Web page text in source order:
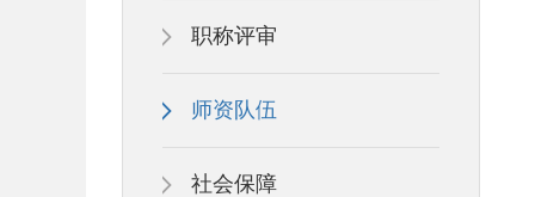
职称评审
师资队伍
社会保障